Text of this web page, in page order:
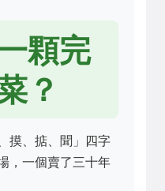
顆完
？
摸、掂、聞」四字
，一個賣了三十年